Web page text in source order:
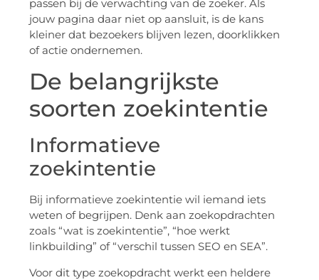
passen bij de verwachting van de zoeker. Als
jouw pagina daar niet op aansluit, is de kans
kleiner dat bezoekers blijven lezen, doorklikken
of actie ondernemen.
De belangrijkste
soorten zoekintentie
Informatieve
zoekintentie
Bij informatieve zoekintentie wil iemand iets
weten of begrijpen. Denk aan zoekopdrachten
zoals “wat is zoekintentie”, “hoe werkt
linkbuilding” of “verschil tussen SEO en SEA”.
Voor dit type zoekopdracht werkt een heldere